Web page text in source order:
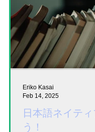
日本語ネイティ
う！
Eriko Kasai
Feb 14, 2025